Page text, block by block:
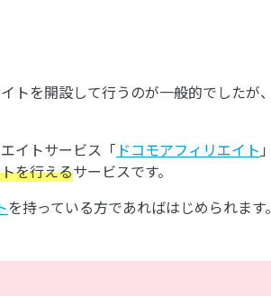
トを開設して行うのが一般的でしたが
イトサービス「 ドコモアフィリエイト
を行えるサービスです。
を持っている方であればはじめられま